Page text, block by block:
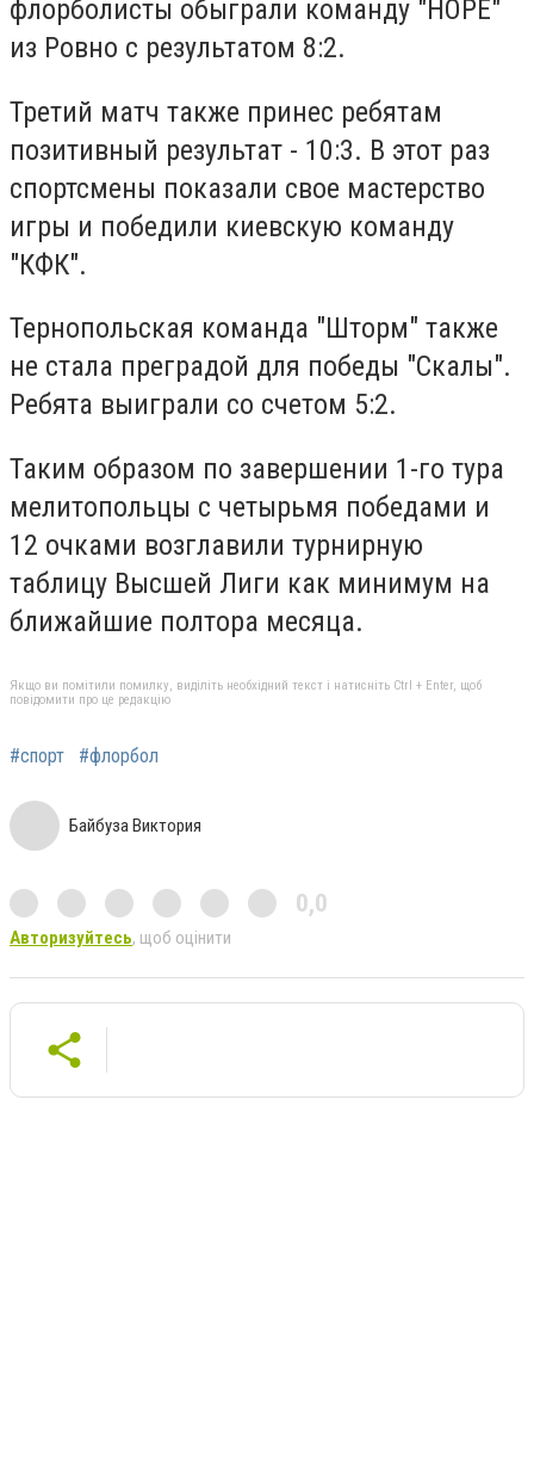
флорболисты обыграли команду "HOPE"
из Ровно с результатом 8:2.
Третий матч также принес ребятам
позитивный результат - 10:3. В этот раз
спортсмены показали свое мастерство
игры и победили киевскую команду
"КФК".
Тернопольская команда "Шторм" также
не стала преградой для победы "Скалы".
Ребята выиграли со счетом 5:2.
Таким образом по завершении 1-го тура
мелитопольцы с четырьмя победами и
12 очками возглавили турнирную
таблицу Высшей Лиги как минимум на
ближайшие полтора месяца.
Якщо ви помітили помилку, виділіть необхідний текст і натисніть Ctrl + Enter, щоб
повідомити про це редакцію
#спорт #флорбол
Байбуза Виктория
0,0
Авторизуйтесь, щоб оцінити